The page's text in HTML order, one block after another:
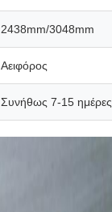
2438mm/3048mm
Αειφόρος
Συνήθως 7-15 ημέρες